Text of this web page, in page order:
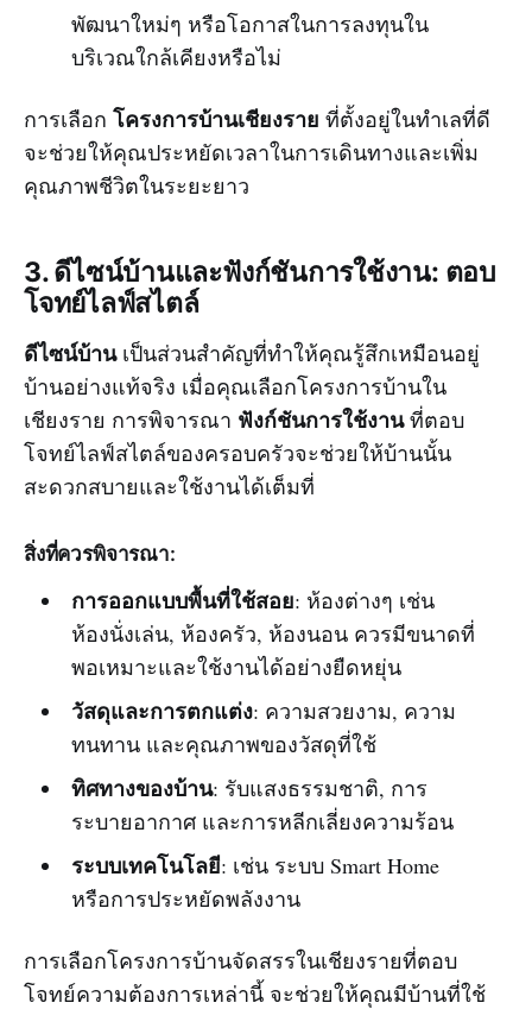
พัฒนาใหม่ๆ หรือโอกาสในการลงทุนใน
บริเวณใกล้เคียงหรือไม่
การเลือก โครงการบ้านเชียงราย ที่ตั้งอยู่ในทำเลที่ดี
จะช่วยให้คุณประหยัดเวลาในการเดินทางและเพิ่ม
คุณภาพชีวิตในระยะยาว
3. ดีไซน์บ้านและฟังก์ชันการใช้งาน: ตอบ
โจทย์ไลฟ์สไตล์
ดีไซน์บ้านเป็นส่วนสำคัญที่ทำให้คุณรู้สึกเหมือนอยู่
บ้านอย่างแท้จริง เมื่อคุณเลือกโครงการบ้านใน
เชียงราย การพิจารณา ฟังก์ชันการใช้งานที่ตอบ
โจทย์ไลฟ์สไตล์ของครอบครัวจะช่วยให้บ้านนั้น
สะดวกสบายและใช้งานได้เต็มที่
สิ่งที่ควรพิจารณา:
การออกแบบพื้นที่ใช้สอย: ห้องต่างๆ เช่น
ห้องนั่งเล่น, ห้องครัว, ห้องนอน ควรมีขนาดที่
พอเหมาะและใช้งานได้อย่างยืดหยุ่น
วัสดุและการตกแต่ง: ความสวยงาม, ความ
ทนทาน และคุณภาพของวัสดุที่ใช้
ทิศทางของบ้าน: รับแสงธรรมชาติ, การ
ระบายอากาศ และการหลีกเลี่ยงความร้อน
ระบบเทคโนโลยี: เช่น ระบบ Smart Home
หรือการประหยัดพลังงาน
การเลือกโครงการบ้านจัดสรรในเชียงรายที่ตอบ
โจทย์ความต้องการเหล่านี้ จะช่วยให้คุณมีบ้านที่ใช้